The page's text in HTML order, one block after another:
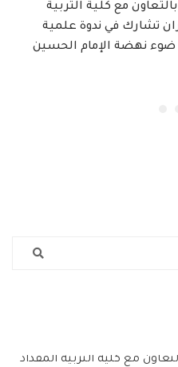
مع كلية التربية
تشارك في ندوة علمية
ضوء نهضة الإمام الحسين
مع كلية التربية المقداد